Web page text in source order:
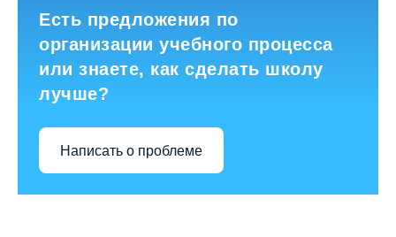
Есть предложения по
организации учебного процесса
или знаете, как сделать школу
лучше?
Написать о проблеме